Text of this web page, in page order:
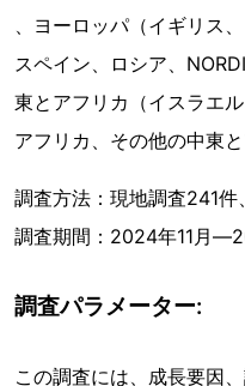
、ヨーロッパ（イギリス
スペイン、ロシア、
東とアフリカ（イスラエ
アフリカ、その他の中東と
調査方法：現地調査241件
調査期間：2024年11月
調査パラメーター:
この調査には、成長要因